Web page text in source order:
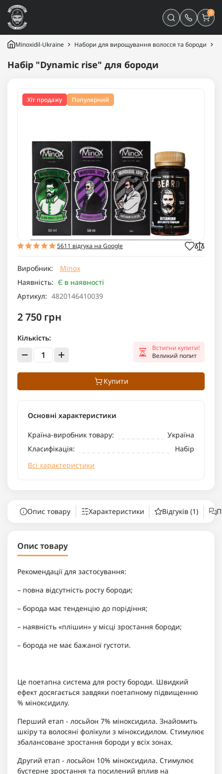
0
Minoxidil-Ukraine Набори для вирощування волосся та бороди
Набір "Dynamic rise" для бороди
Хіт продажу Популярний
5611 відгука на Google
Виробник:
Minox
Наявність: Є в наявності
Артикул: 4820146410039
2 750 грн
Кількість:
Встигни купити!
Великий попит
Купити
Основні характеристики
Країна-виробник товару:
Україна
Класифікація:
Набір
Всі характеристики
Опис товару Характеристики Відгуків (1)
Опис товару
Рекомендації для застосування:
– повна відсутність росту бороди;
– борода має тенденцію до порідіння;
– наявність «плішин» у місці зростання бороди;
– борода не має бажаної густоти.
Це поетапна система для росту бороди. Швидкий
ефект досягається завдяки поетапному підвищенню
% міноксидилу.
Перший етап - лосьйон 7% міноксидила. Знайомить
шкіру та волосяні фолікули з міноксидилом. Стимулює
збалансоване зростання бороди у всіх зонах.
Другий етап - лосьйон 10% міноксидила. Стимулює
бустерне зростання та посилений вплив на